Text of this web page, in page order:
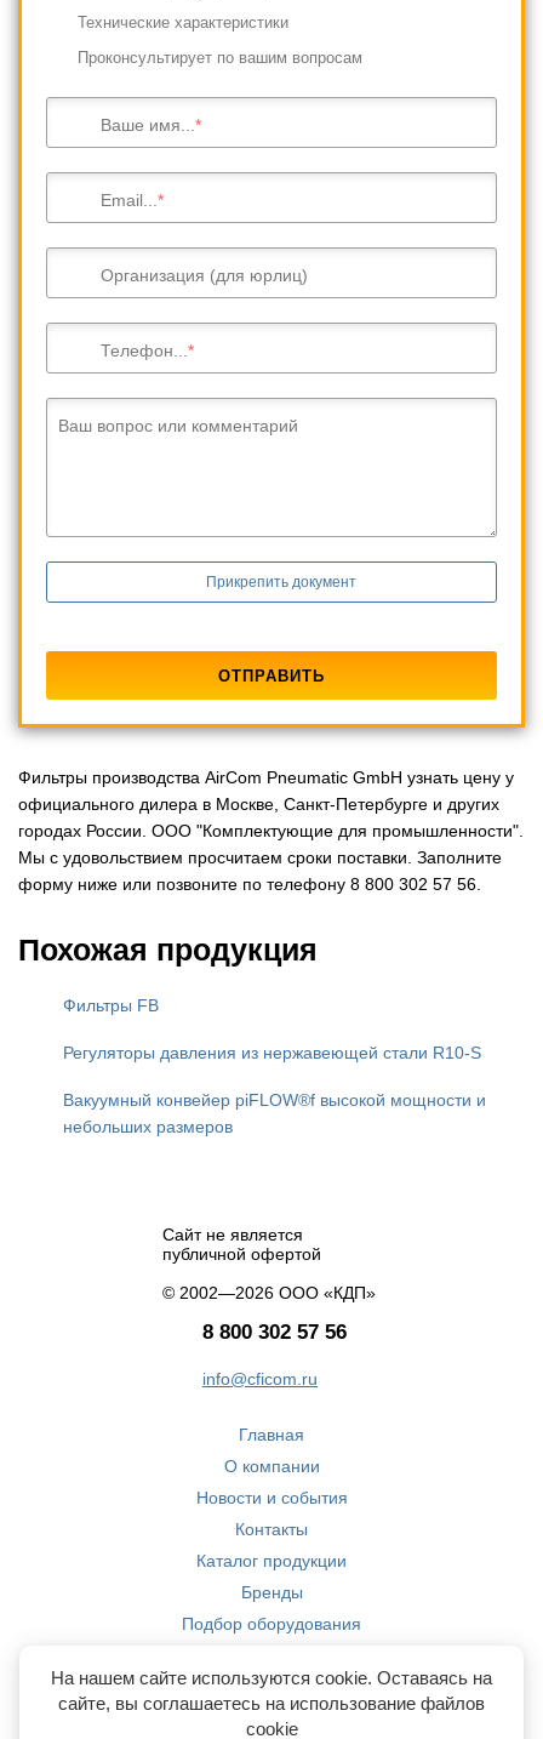
Технические характеристики
Проконсультирует по вашим вопросам
Ваше имя...
Email...
Организация (для юрлиц)
Телефон...
Ваш вопрос или комментарий
Прикрепить документ
Фильтры производства AirCom Pneumatic GmbH узнать цену у
официального дилера в Москве, Санкт-Петербурге и других
городах России. ООО "Комплектующие для промышленности".
Мы с удовольствием просчитаем сроки поставки. Заполните
форму ниже или позвоните по телефону 8 800 302 57 56.
Похожая продукция
Фильтры FB
Регуляторы давления из нержавеющей стали R10-S
Вакуумный конвейер piFLOW®f высокой мощности и
небольших размеров
Сайт не является
публичной офертой
© 2002—2026 ООО «КДП»
8 800 302 57 56
info@cficom.ru
Главная
О компании
Новости и события
Контакты
Каталог продукции
Бренды
Подбор оборудования
Компетенции
На нашем сайте используются cookie. Оставаясь на
сайте, вы соглашаетесь на использование файлов
cookie